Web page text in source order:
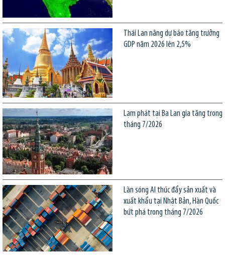
Thái Lan nâng dự báo tăng trưởng
GDP năm 2026 lên 2,5%
Lạm phát tại Ba Lan gia tăng trong
tháng 7/2026
Làn sóng AI thúc đẩy sản xuất và
xuất khẩu tại Nhật Bản, Hàn Quốc
bứt phá trong tháng 7/2026